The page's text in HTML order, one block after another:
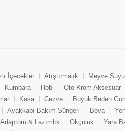
İçecekler Atıştırmalık Meyve Suyu
Kumbara Hobi Oto Krom Aksesuar
Kasa Cezve Büyük Beden
Ayakkabı Bakım Süngeri Boya
& Lazımlık Okçuluk Yara